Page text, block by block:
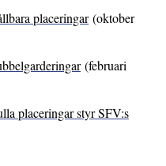
placeringar(oktober
(februari
placeringar styr SFV:s